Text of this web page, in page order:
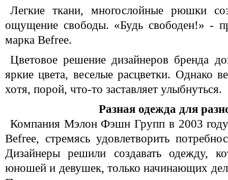
Легкие ткани, многослойные рюшки
ощущение свободы. «Будь свободен!» -
марка Befree.
Цветовое решение дизайнеров бренда
яркие цвета, веселые расцветки. Однако
хотя, порой, что-то заставляет улыбнуться.
Разная одежда для
Компания Мэлон Фэшн Групп в 2003
Befree, стремясь удовлетворить
Дизайнеры решили создавать одежду,
юношей и девушек, только начинающих